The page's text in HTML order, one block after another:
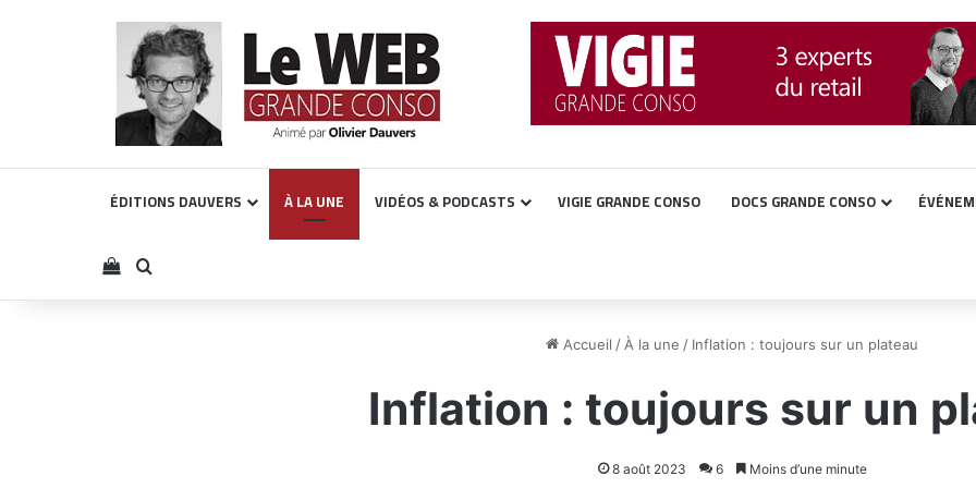
ÉDITIONS DAUVERS À LA UNE VIDÉOS & PODCASTS VIGIE GRANDE CONSO DOCS GRANDE CONSO
Voir votre panier
Rechercher
Accueil / À la une / Inflation : toujours sur un plateau
Inflation : toujours sur un
8 août 2023 6 Moins d’une minute